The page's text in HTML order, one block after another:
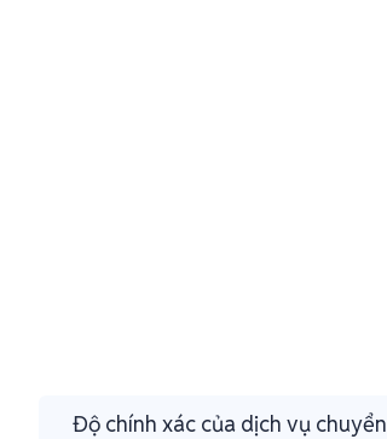
Độ chính xác của dịch vụ